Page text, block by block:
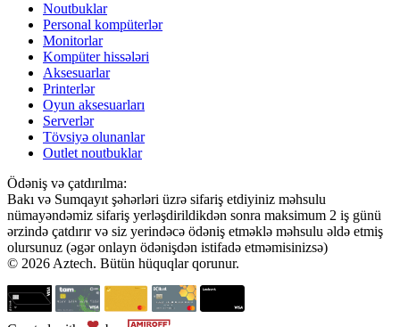
Noutbuklar
Personal kompüterlər
Monitorlar
Kompüter hissələri
Aksesuarlar
Printerlər
Oyun aksesuarları
Serverlər
Tövsiyə olunanlar
Outlet noutbuklar
Ödəniş və çatdırılma:
Bakı və Sumqayıt şəhərləri üzrə sifariş etdiyiniz məhsulu
nümayəndəmiz sifariş yerləşdirildikdən sonra maksimum 2 iş günü
ərzində çatdırır və siz yerindəcə ödəniş etməklə məhsulu əldə etmiş
olursunuz (əgər onlayn ödənişdən istifadə etməmisinizsə)
© 2026 Aztech. Bütün hüquqlar qorunur.